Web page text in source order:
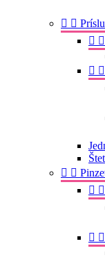
 
 
 
 
 
 